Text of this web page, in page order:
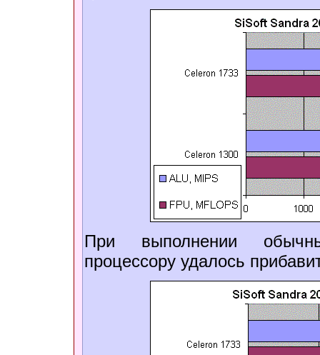
При выполнении
процессору удалось